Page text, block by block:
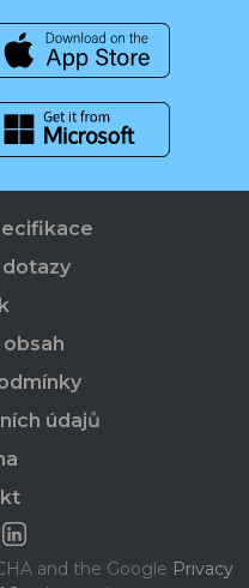
dotazy
údajů
and the Google Privacy